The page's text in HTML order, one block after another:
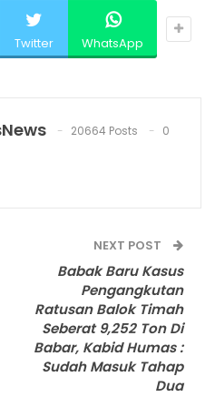
Twitter WhatsApp
20664 Posts
0
NEXT POST
Babak Baru Kasus
Pengangkutan
Ratusan Balok Timah
Seberat 9,252 Ton Di
Babar, Kabid Humas :
Sudah Masuk Tahap
Dua